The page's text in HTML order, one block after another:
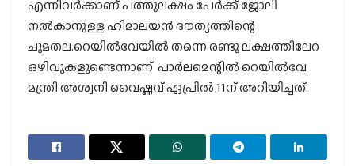
എന്നിവര്‍ക്കാണ് പത്തുലക്ഷം പേര്‍ക്ക് ജോലി
നല്‍കാനുള്ള ഹിമാലയന്‍ ദൗത്യത്തിന്റെ
ചുമതല.റെയില്‍വേയില്‍ തന്നെ രണ്ടു ലക്ഷത്തിലേറ
ഒഴിവുകളുണ്ടെന്നാണ് പാര്‍ലമെന്റില്‍ റെയില്‍വേ
മന്ത്രി അശ്വനി വൈഷ്ണവ് ഏപ്രില്‍ 11ന് അറിയിച്ചത്.